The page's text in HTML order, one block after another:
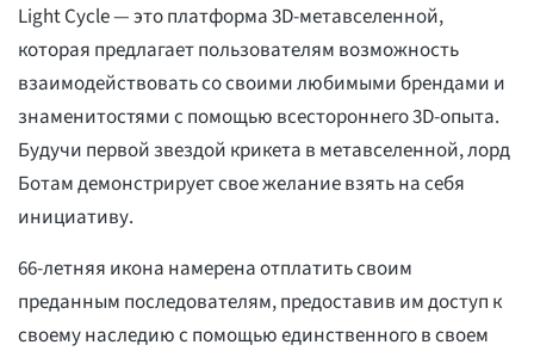
Light Cycle — это платформа 3D-метавселенной,
которая предлагает пользователям возможность
взаимодействовать со своими любимыми брендами и
знаменитостями с помощью всестороннего 3D-опыта.
Будучи первой звездой крикета в метавселенной, лорд
Ботам демонстрирует свое желание взять на себя
инициативу.
66-летняя икона намерена отплатить своим
преданным последователям, предоставив им доступ к
своему наследию с помощью единственного в своем